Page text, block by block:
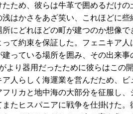
たため、彼らは牛革で囲めるだけ
浅はかさをあざ笑い、これほどに
所にどれほどの町が建つのか想像
って約束を保証した。フェニキア
建っている場所を囲み、その出来
より器用だったために彼らはこの
ア人らしく海運業を営んだため、
フリカと地中海の大部分を征服し
たヒスパニアに戦争を仕掛けた